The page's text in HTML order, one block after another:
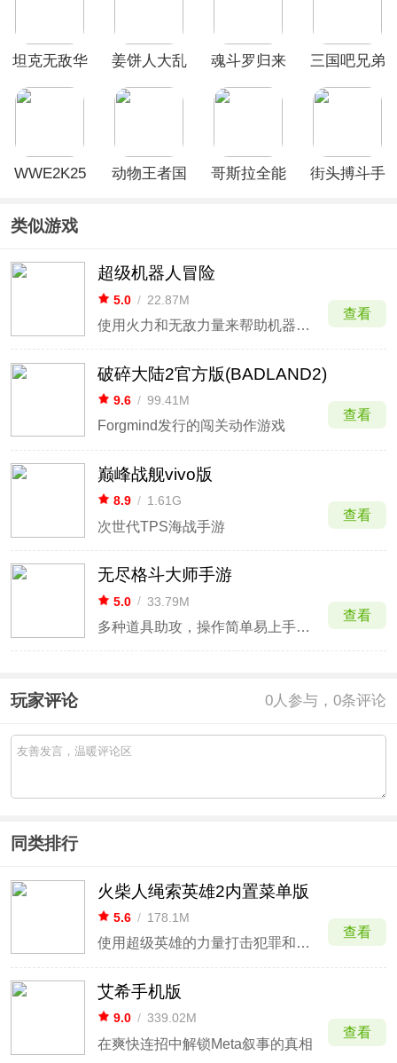
坦克无敌华
姜饼人大乱
魂斗罗归来
三国吧兄弟
WWE2K25
动物王者国
哥斯拉全能
街头搏斗手
类似游戏
超级机器人冒险
5.0 / 22.87M
使用火力和无敌力量来帮助机器人踏上旅程
查看
破碎大陆2官方版(BADLAND2)
9.6 / 99.41M
Forgmind发行的闯关动作游戏
查看
巅峰战舰vivo版
8.9 / 1.61G
次世代TPS海战手游
查看
无尽格斗大师手游
5.0 / 33.79M
多种道具助攻，操作简单易上手，挑战你的战斗力
查看
玩家评论 0人参与，0条评论
同类排行
火柴人绳索英雄2内置菜单版
5.6 / 178.1M
使用超级英雄的力量打击犯罪和邪恶
查看
艾希手机版
9.0 / 339.02M
在爽快连招中解锁Meta叙事的真相
查看